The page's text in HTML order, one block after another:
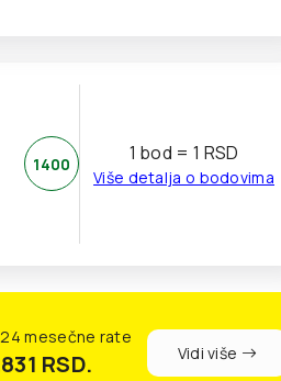
1400 1 bod = 1 RSD
Više detalja o bodovima
mesečne rate
RSD. Vidi više